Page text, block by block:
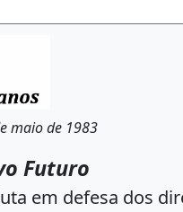
maio de 1983
Futuro
em defesa dos